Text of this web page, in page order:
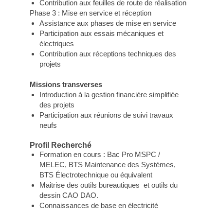
Contribution aux feuilles de route de réalisation
Phase 3 : Mise en service et réception
Assistance aux phases de mise en service
Participation aux essais mécaniques et
électriques
Contribution aux réceptions techniques des
projets
Missions transverses
Introduction à la gestion financière simplifiée
des projets
Participation aux réunions de suivi travaux
neufs
Profil Recherché
Formation en cours : Bac Pro MSPC /
MELEC, BTS Maintenance des Systèmes,
BTS Électrotechnique ou équivalent
Maitrise des outils bureautiques et outils du
dessin CAO DAO.
Connaissances de base en électricité